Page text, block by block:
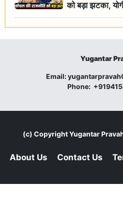
को बड़ा झटका,
Yugantar
Email:
Phone:
(c) CopyrightYugantar
About Us Contact Us